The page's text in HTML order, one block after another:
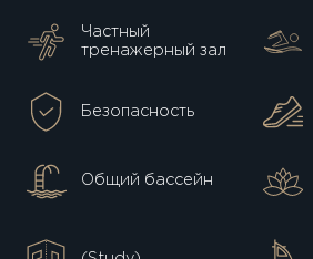
Частный
тренажерный зал
Безопасность
Общий бассейн